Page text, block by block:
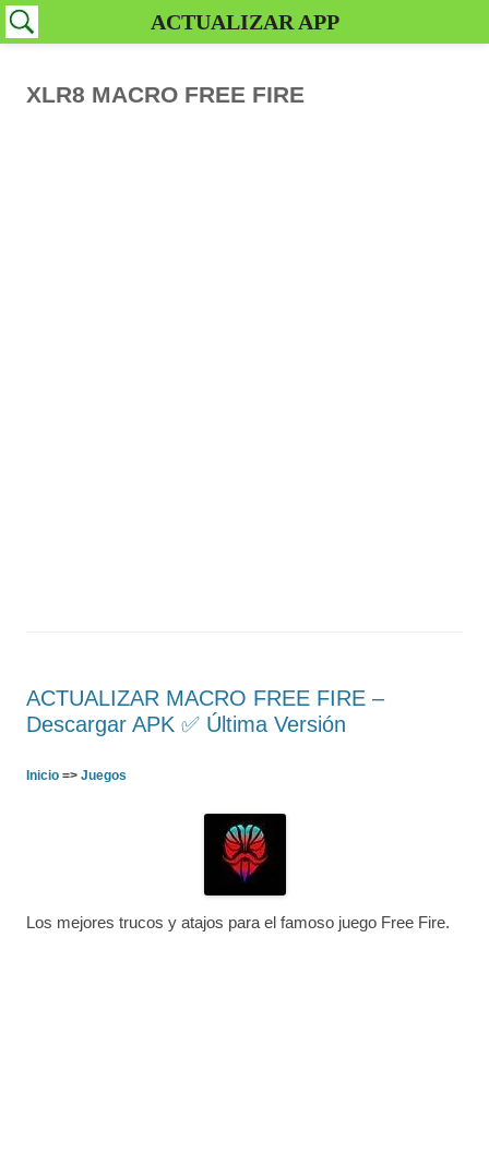
XLR8 MACRO FREE FIRE
ACTUALIZAR MACRO FREE FIRE –
Descargar APK ✅️ Última Versión
Inicio => Juegos
Los mejores trucos y atajos para el famoso juego Free Fire.
ACTUALIZAR APP